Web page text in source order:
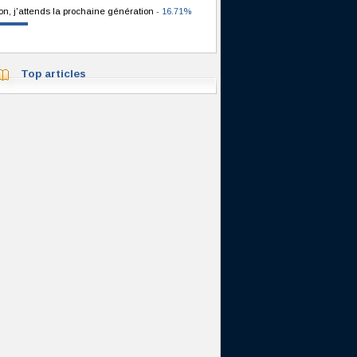
j'attends la prochaine génération - 16.71%
Top articles